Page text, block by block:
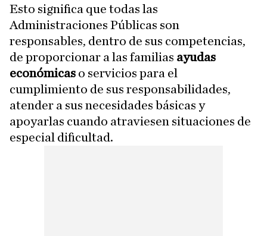
Esto significa que todas las
Administraciones Públicas son
responsables, dentro de sus competencias,
de proporcionar a las familias ayudas
económicas o servicios para el
cumplimiento de sus responsabilidades,
atender a sus necesidades básicas y
apoyarlas cuando atraviesen situaciones de
especial dificultad.